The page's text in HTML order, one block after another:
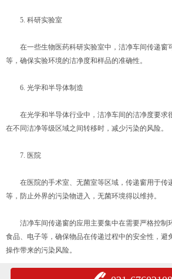
5. 科研实验室
在一些生物医药科研实验室中，洁净车间传递窗
等，确保实验环境的洁净度和样品的准确性。
6. 光学和半导体制造
在光学和半导体行业中，洁净车间的洁净度要求
在不同洁净等级区域之间转移时，减少污染的风险。
7. 医院
在医院的手术室、无菌室等区域，传递窗用于传
等，防止外界的污染物进入，无菌环境得以维持。
洁净车间传递窗的应用主要集中在需要严格控制环
食品、电子等，确保物品在传递过程中的安全性，避
操作带来的污染风险。